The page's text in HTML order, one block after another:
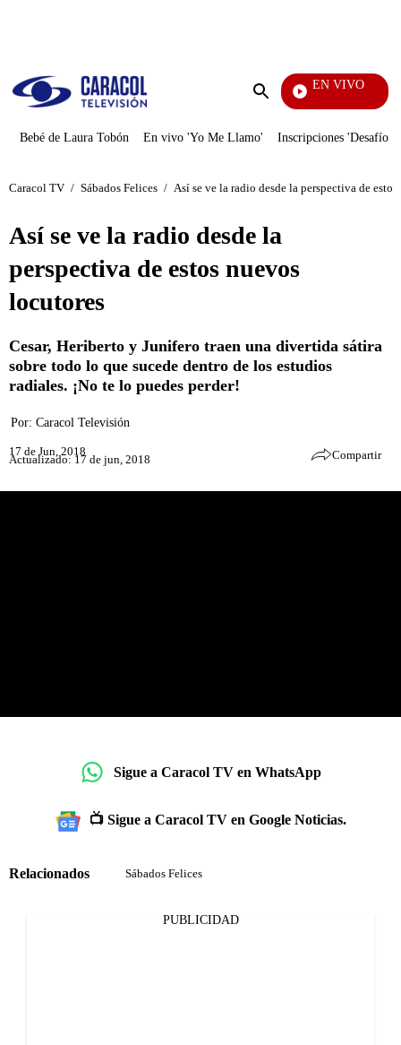
Enviar
EN VIVO
EFÉ
Bebé de Laura Tobón En vivo 'Yo Me Llamo' Inscripciones 'Desafío'
Caracol TV / Sábados Felices / Así se ve la radio desde la perspectiva de
Así se ve la radio desde la
perspectiva de estos nuevos
locutores
Cesar, Heriberto y Junifero traen una divertida sátira
sobre todo lo que sucede dentro de los estudios
radiales. ¡No te lo puedes perder!
Por: Caracol Televisión
17 de Jun, 2018
Actualizado: 17 de jun, 2018 Compartir
Sigue a Caracol TV en WhatsApp
📺 Sigue a Caracol TV en Google Noticias.
Relacionados Sábados Felices
PUBLICIDAD